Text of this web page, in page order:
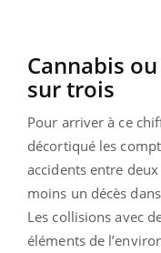
Cannabis
sur trois
Pour arriver à ce
décortiqué les
accidents entre
moins un décès
Les collisions avec
éléments de